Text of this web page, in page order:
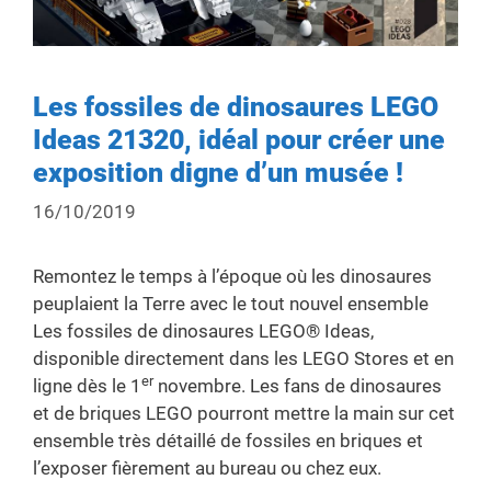
Les fossiles de dinosaures LEGO
Ideas 21320, idéal pour créer une
exposition digne d’un musée !
16/10/2019
Remontez le temps à l’époque où les dinosaures
peuplaient la Terre avec le tout nouvel ensemble
Les fossiles de dinosaures LEGO® Ideas,
disponible directement dans les LEGO Stores et en
ligne dès le 1 ernovembre. Les fans de dinosaures
et de briques LEGO pourront mettre la main sur cet
ensemble très détaillé de fossiles en briques et
l’exposer fièrement au bureau ou chez eux.